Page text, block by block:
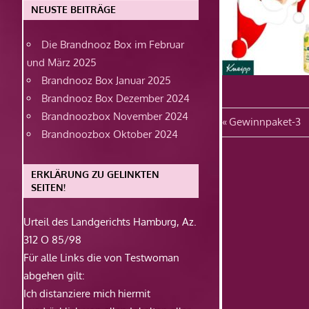
Vorheriger
Beitrag:
Gewinnpaket-3
NEUSTE BEITRÄGE
Die Brandnooz Box im Februar
und März 2025
Brandnooz Box Januar 2025
Brandnooz Box Dezember 2024
Brandnoozbox November 2024
Brandnoozbox Oktober 2024
ERKLÄRUNG ZU GELINKTEN
SEITEN!
Urteil des Landgerichts Hamburg, Az.
312 O 85/98
Für alle Links die von Testwoman
abgehen gilt:
Ich distanziere mich hiermit